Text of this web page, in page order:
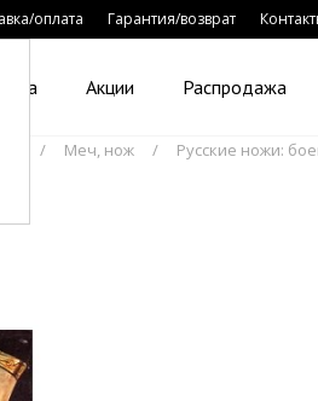
оплата Гарантия/возврат
Акции Распродажа
Меч, нож Русские ножи: